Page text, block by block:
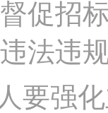
促招
法违
要强